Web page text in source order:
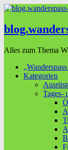
Alles zum Thema
Kategorien
Tages-